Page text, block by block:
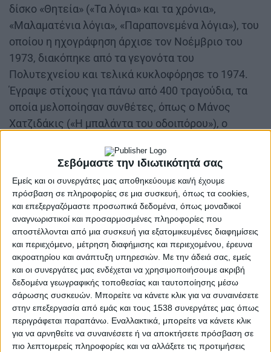
Σεβόμαστε την ιδιωτικότητά σας
Εμείς και οι συνεργάτες μας αποθηκεύουμε και/ή έχουμε
πρόσβαση σε πληροφορίες σε μια συσκευή, όπως τα cookies,
και επεξεργαζόμαστε προσωπικά δεδομένα, όπως μοναδικοί
αναγνωριστικοί και προσαρμοσμένες πληροφορίες που
αποστέλλονται από μια συσκευή για εξατομικευμένες διαφημίσεις
και περιεχόμενο, μέτρηση διαφήμισης και περιεχομένου, έρευνα
ακροατηρίου και ανάπτυξη υπηρεσιών. Με την άδειά σας, εμείς
και οι συνεργάτες μας ενδέχεται να χρησιμοποιήσουμε ακριβή
δεδομένα γεωγραφικής τοποθεσίας και ταυτοποίησης μέσω
σάρωσης συσκευών. Μπορείτε να κάνετε κλικ για να συναινέσετε
στην επεξεργασία από εμάς και τους 1538 συνεργάτες μας όπως
περιγράφεται παραπάνω. Εναλλακτικά, μπορείτε να κάνετε κλικ
για να αρνηθείτε να συναινέσετε ή να αποκτήσετε πρόσβαση σε
πιο λεπτομερείς πληροφορίες και να αλλάξετε τις προτιμήσεις
δίσκο «Θητεία» («Τα λόγια» και τα χρόνια»,
«Μαλαματένια λόγια», «Παραπονεμένα λόγια»), του
οποίου η ηχογράφηση άρχισε τον Νοέμβριο του
1973, διακόπηκε από τα γεγονότα του
Πολυτεχνείου και τελικά κυκλοφόρησε το 1974.
Έγραψε στίχους για πάνω από 400 τραγούδια, τα
οποία μελοποίησαν συνθέτες, όπως ο Μάνος
Χατζιδάκις («Η μπαλάντα του οδοιπόρου»), ο
Γιάννης Σπανός, ο Γιώργος Ζαμπέτας («Μου
`δωσες τον ουρανό»), ο Σταύρος Ξαρχάκος, ο Θάνος
Μικρούτσικος, ο Σταμάτης Κραουνάκης, ο Αντώνης
Βαρδής και ο Γιώργος Χατζηνάσιος.
Μεταξύ των μεγάλων επιτυχιών του Μάνου
Ελευθερίου περιλαμβάνονται τα τραγούδια: «Το
παλληκάρι έχει καημό» (Μίκης Θεοδωράκης),
«Κάτω απ’ τη μαρκίζα» (Γιάννης Σπανός), «Οι
ελεύθεροι κι ωραίοι» (Σταύρος Κουγιουμτζής),
«Άμλετ της Σελήνης» (Θάνος Μικρούτσικος), «Είναι
αρρώστια τα τραγούδια» (Σταύρος Ξαρχάκος),
«Έρημοι σταθμοί» (Διονύσης Τσακνής), «Θα σε